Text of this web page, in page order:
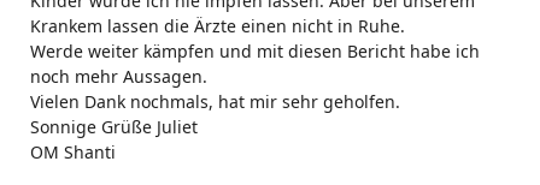
Krankem lassen die Ärzte einen nicht in Ruhe.
Werde weiter kämpfen und mit diesen Bericht habe ich
noch mehr Aussagen.
Vielen Dank nochmals, hat mir sehr geholfen.
Sonnige Grüße Juliet
OM Shanti